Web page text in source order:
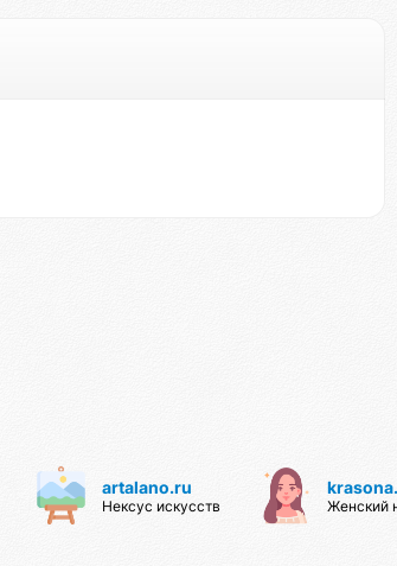
artalano.ru
Нексус искусств Женский